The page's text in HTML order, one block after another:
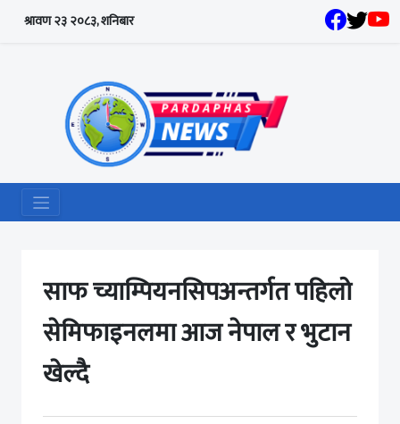
श्रावण २३ २०८३, शनिबार
साफ च्याम्पियनसिपअन्तर्गत पहिलो
सेमिफाइनलमा आज नेपाल र भुटान
खेल्दै